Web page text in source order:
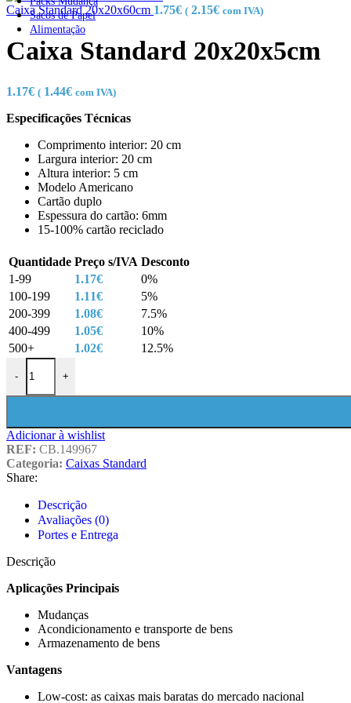
Sacos de Papel
Alimentação
Caixa Standard 20x20x60cm 1.75€ ( 2.15€ com IVA)
Caixa Standard 20x20x5cm
1.17€ ( 1.44€ com IVA)
Especificações Técnicas
Comprimento interior: 20 cm
Largura interior: 20 cm
Altura interior: 5 cm
Modelo Americano
Cartão duplo
Espessura do cartão: 6mm
15-100% cartão reciclado
Quantidade Preço s/IVA Desconto
1-99
1.17€
0%
100-199
1.11€
5%
200-399
1.08€
7.5%
400-499
1.05€
10%
500+
1.02€ 12.5%
- +
Adicionar à wishlist
REF: CB.149967
Categoria: Caixas Standard
Share:
Descrição
Avaliações (0)
Portes e Entrega
Descrição
Aplicações Principais
Mudanças
Acondicionamento e transporte de bens
Armazenamento de bens
Vantagens
Low-cost: as caixas mais baratas do mercado nacional